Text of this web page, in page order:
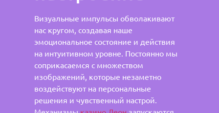
Визуальные импульсы обволакивают
нас кругом, создавая наше
эмоциональное состояние и действия
на интуитивном уровне. Постоянно мы
соприкасаемся с множеством
изображений, которые незаметно
воздействуют на персональные
решения и чувственный настрой.